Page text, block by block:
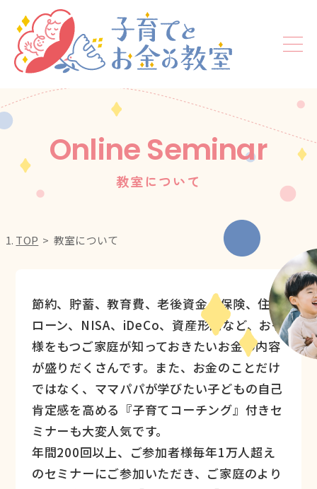
Online Seminar
教室について
TOP 教室について
節約、貯蓄、教育費、老後資金、保険、住宅
ローン、NISA、iDeCo、資産形成など、お子
様をもつご家庭が知っておきたいお金の内容
が盛りだくさんです。また、お金のことだけ
ではなく、ママパパが学びたい子どもの自己
肯定感を高める『子育てコーチング』付きセ
ミナーも大変人気です。
年間200回以上、ご参加者様毎年1万人超え
のセミナーにご参加いただき、ご家庭のより